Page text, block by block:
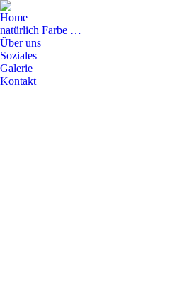
Home
natürlich Farbe …
Über uns
Soziales
Galerie
Kontakt